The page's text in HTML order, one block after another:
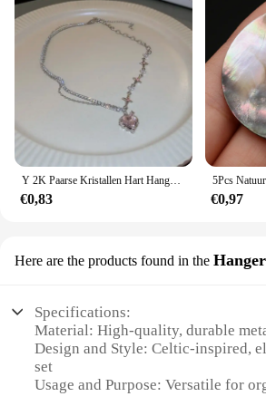
Y 2K Paarse Kristallen Hart Hanger Ketting Vrouwen Lief Cool Meisje Punk Sleutelbeen Ketting Mode Esthetische Ketting Sieraden Cadeau 2023
€0,83 €0,97
Here are the products found in the
Specifications:
Material: High-quality, durable
Design and Style: Celtic-inspired,
set
Usage and Purpose: Versatile for